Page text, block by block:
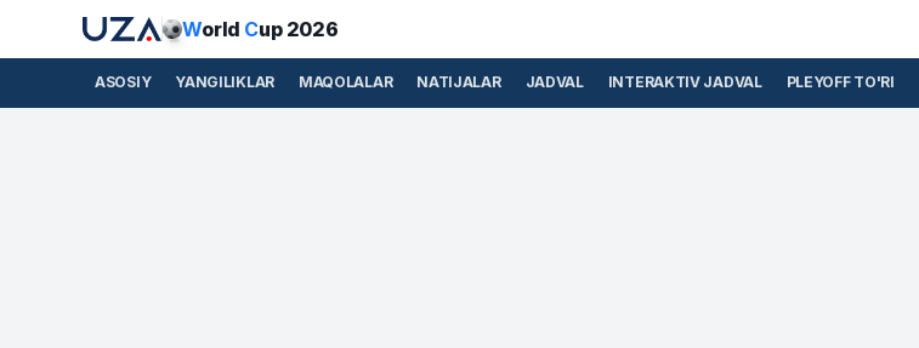
World Cup 2026
ASOSIY YANGILIKLAR MAQOLALAR NATIJALAR JADVAL INTERAKTIV JADVAL PLEYOFF TO'RI